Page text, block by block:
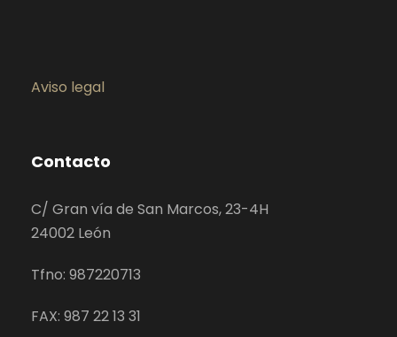
Aviso legal
Contacto
C/ Gran vía de San Marcos, 23-4H
24002 León
Tfno: 987220713
FAX: 987 22 13 31